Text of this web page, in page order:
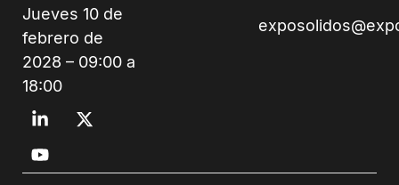
Jueves 10 de
febrero de
2028 – 09:00 a
18:00